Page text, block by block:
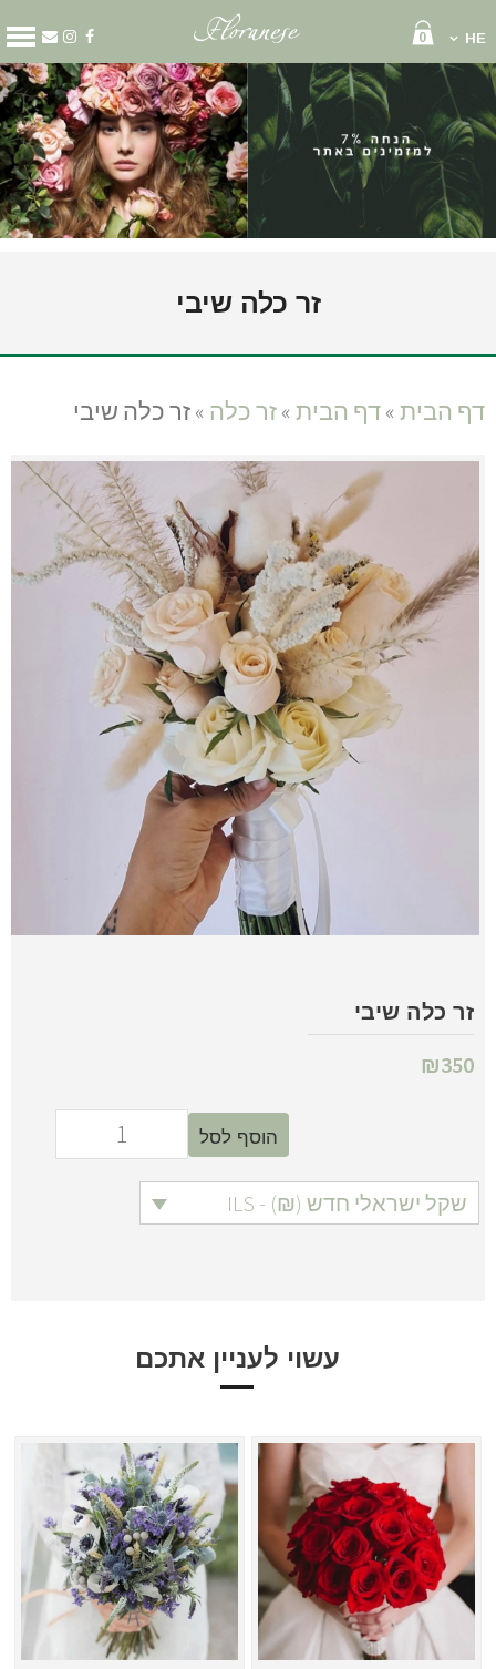
HE
0
קטגוריות
מארזים
זרי פרחים
סידור פרחים
קופסאות פרחים
שוקולד ויין
עציצים
עלינו
משלוחי פרחים
צור קשר
מדיניות פרטית
החשבון שלי
זר כלה שיבי
דף הבית»דף הבית»זר כלה »זר כלה שיבי
זר כלה שיבי
₪350
הוסף לסל
שקל ישראלי חדש (₪) - ILS
עשוי לעניין אתכם